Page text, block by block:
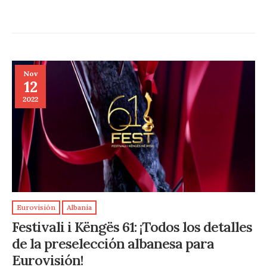
Nov
12
2022
Eurovisión Albania
Festivali i Këngës 61: ¡Todos los detalles
de la preselección albanesa para
Eurovisión!